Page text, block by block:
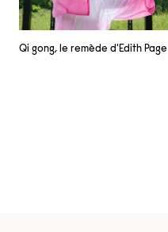
Qi gong, le remède d'Edith Page